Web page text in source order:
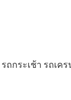
ถกระเช้า รถเค